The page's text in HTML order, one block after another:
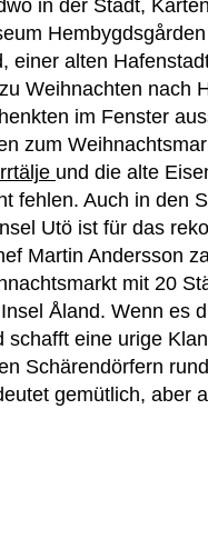
in der Stadt,
einer alten
Weihnachten nach
im Fenster
zum
und die alte
fehlen. Auch in den
Utö ist für das
Martin Andersson
mit 20
Åland. Wenn es
schafft eine urige
Schärendörfern
gemütlich, aber